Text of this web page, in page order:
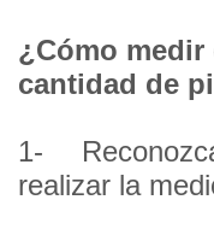
¿Cómo medir
cantidad de
1-
realizar la